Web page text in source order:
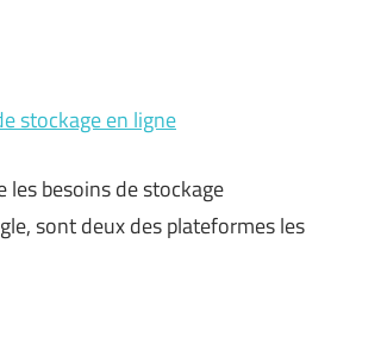
stockage en ligne
besoins de stockage
sont deux des plateformes les